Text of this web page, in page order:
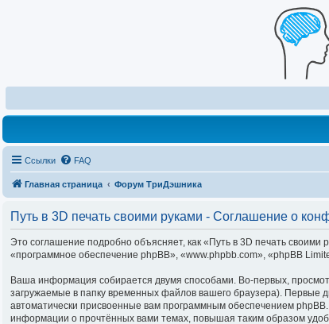
Ссылки FAQ
Главная страница Форум ТриДэшника
Путь в 3D печать своими руками - Соглашение о
Это соглашение подробно объясняет, как «Путь в 3D печать
«программное обеспечение phpBB», «www.phpbb.com», «phpBB
Ваша информация собирается двумя способами. Во-первых,
загружаемые в папку временных файлов вашего браузера). Первые
автоматически присвоенные вам программным обеспечением
информации о прочтённых вами темах, повышая таким образом